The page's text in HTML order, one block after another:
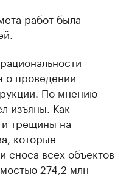
работ была
о проведении
По мнению
изъяны. Как
трещины на
которые
сноса всех объектов
274,2 млн